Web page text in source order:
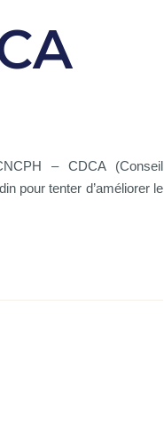
– CDCA (Conseil
pour tenter d’améliorer le